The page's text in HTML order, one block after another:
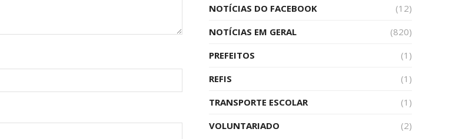
NOTÍCIAS DO FACEBOOK
(12)
NOTÍCIAS EM GERAL
(820)
PREFEITOS
(1)
REFIS
(1)
TRANSPORTE ESCOLAR
(1)
VOLUNTARIADO
(2)